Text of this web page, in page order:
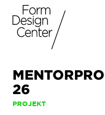
26
PROJEKT